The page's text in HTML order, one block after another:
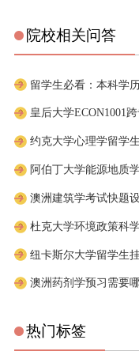
院校相关问答
澳洲建筑学考试快题
杜克大学环境政策科
澳洲药剂学预习需要
热门标签